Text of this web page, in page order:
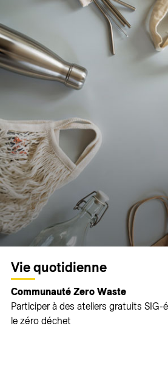
Vie quotidienne
Communauté Zero Waste
Participer à des ateliers gratuits SIG-
le zéro déchet